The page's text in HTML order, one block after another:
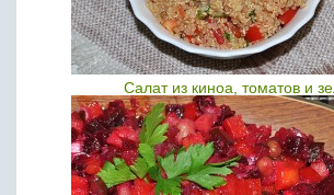
Салат из киноа, томатов и